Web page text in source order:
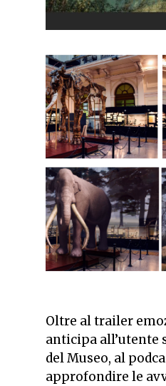
Oltre al trailer
anticipa all’utente
del Museo, al
approfondire le